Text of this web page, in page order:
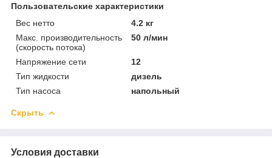
Пользовательские характеристики
Вес нетто
4.2 кг
Макс. производительность
(скорость потока)
50 л/мин
Напряжение сети
12
Тип жидкости
дизель
Тип насоса
напольный
Скрыть
Условия доставки